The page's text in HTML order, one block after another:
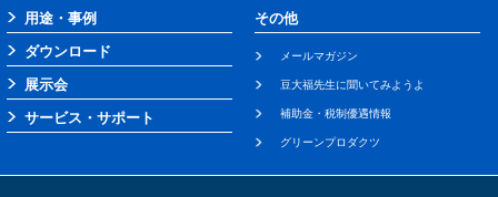
用途・事例
ダウンロード
展示会
サービス・サポート
その他
メールマガジン
豆大福先生に聞いてみようよ
補助金・税制優遇情報
グリーンプロダクツ